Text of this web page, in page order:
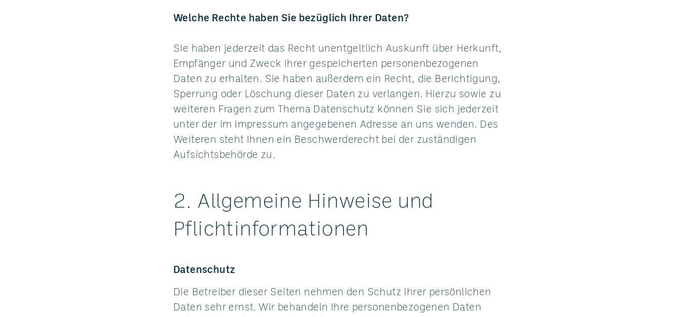
Welche Rechte haben Sie bezüglich Ihrer Daten?
Sie haben jederzeit das Recht unentgeltlich Auskunft über Herkunft,
Empfänger und Zweck Ihrer gespeicherten personenbezogenen
Daten zu erhalten. Sie haben außerdem ein Recht, die Berichtigung,
Sperrung oder Löschung dieser Daten zu verlangen. Hierzu sowie zu
weiteren Fragen zum Thema Datenschutz können Sie sich jederzeit
unter der im Impressum angegebenen Adresse an uns wenden. Des
Weiteren steht Ihnen ein Beschwerderecht bei der zuständigen
Aufsichtsbehörde zu.
2. Allgemeine Hinweise und
Pflichtinformationen
Datenschutz
Die Betreiber dieser Seiten nehmen den Schutz Ihrer persönlichen
Daten sehr ernst. Wir behandeln Ihre personenbezogenen Daten